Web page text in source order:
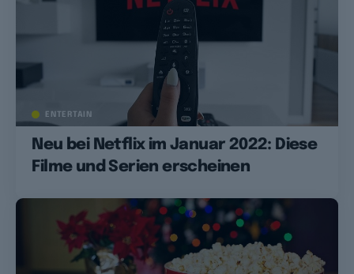
ENTERTAIN
Neu bei Netflix im Januar 2022: Diese
Filme und Serien erscheinen